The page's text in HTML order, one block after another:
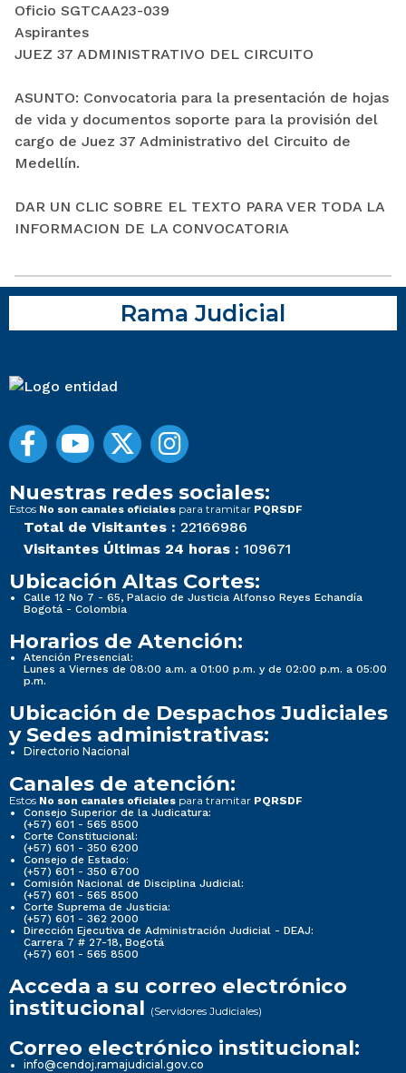
Oficio SGTCAA23-039
Aspirantes
JUEZ 37 ADMINISTRATIVO DEL CIRCUITO
ASUNTO: Convocatoria para la presentación de hojas
de vida y documentos soporte para la provisión del
cargo de Juez 37 Administrativo del Circuito de
Medellín.
DAR UN CLIC SOBRE EL TEXTO PARA VER TODA LA
INFORMACION DE LA CONVOCATORIA
Rama Judicial
Nuestras redes sociales:
Estos No son canales oficiales para tramitar PQRSDF
Total de Visitantes : 22166986
Visitantes Últimas 24 horas : 109671
Ubicación Altas Cortes:
Calle 12 No 7 - 65, Palacio de Justicia Alfonso Reyes Echandía
Bogotá - Colombia
Horarios de Atención:
Atención Presencial:
Lunes a Viernes de 08:00 a.m. a 01:00 p.m. y de 02:00 p.m. a 05:00
p.m.
Ubicación de Despachos Judiciales
y Sedes administrativas:
Directorio Nacional
Canales de atención:
Estos No son canales oficiales para tramitar PQRSDF
Consejo Superior de la Judicatura:
(+57) 601 - 565 8500
Corte Constitucional:
(+57) 601 - 350 6200
Consejo de Estado:
(+57) 601 - 350 6700
Comisión Nacional de Disciplina Judicial:
(+57) 601 - 565 8500
Corte Suprema de Justicia:
(+57) 601 - 362 2000
Dirección Ejecutiva de Administración Judicial - DEAJ:
Carrera 7 # 27-18, Bogotá
(+57) 601 - 565 8500
Acceda a su correo electrónico
institucional (Servidores Judiciales)
Correo electrónico institucional:
info@cendoj.ramajudicial.gov.co